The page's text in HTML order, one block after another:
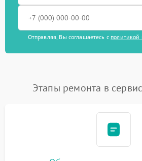
Отправляя, Вы соглашаетесь с политикой
Этапы ремонта в